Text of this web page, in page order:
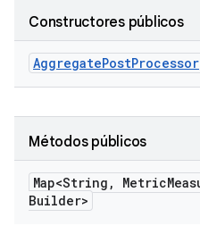
Constructores públicos
AggregatePostProcessor
Métodos públicos
Map<String , Metric
Builder>